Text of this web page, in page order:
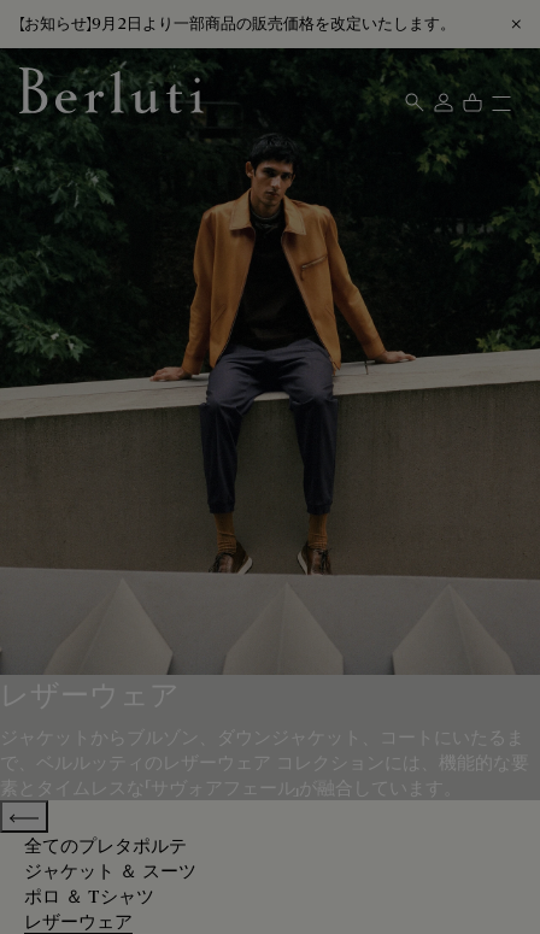
【お知らせ】9月2日より一部商品の販売価格を改定いたします。
Berluti homepage
レザーウェア
ジャケットからブルゾン、ダウンジャケット、コートにいたるま
で、ベルルッティのレザーウェア コレクションには、機能的な要
素とタイムレスな「サヴォアフェール」が融合しています。
Previous categories
全てのプレタポルテ
ジャケット ＆ スーツ
ポロ ＆ Tシャツ
レザーウェア